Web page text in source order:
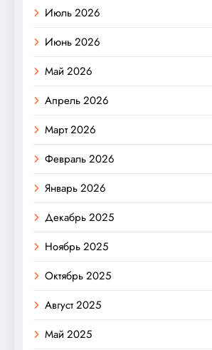
Июль 2026
Июнь 2026
Май 2026
Апрель 2026
Март 2026
Февраль 2026
Январь 2026
Декабрь 2025
Ноябрь 2025
Октябрь 2025
Август 2025
Май 2025